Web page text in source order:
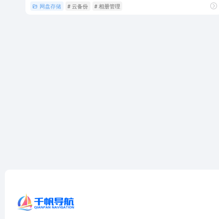
网盘存储 # 云备份 # 相册管理